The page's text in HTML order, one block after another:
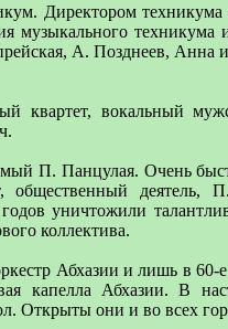
Директором
А. Позднеев,
квартет, вокальный
П. Панцулая. Очень
общественный
уничтожили
коллектива.
Абхазии и лишь в 60-
капелла Абхазии. В
Открыты они и во всех